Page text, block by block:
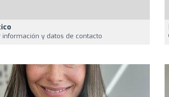
información y datos de contacto